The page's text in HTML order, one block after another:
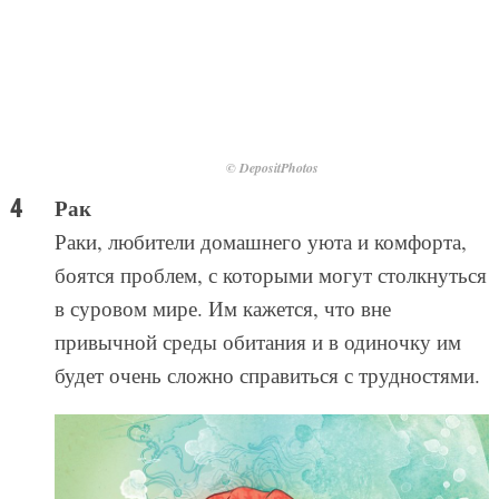
© DepositPhotos
Рак
Раки, любители домашнего уюта и комфорта,
боятся проблем, с которыми могут столкнуться
в суровом мире. Им кажется, что вне
привычной среды обитания и в одиночку им
будет очень сложно справиться с трудностями.